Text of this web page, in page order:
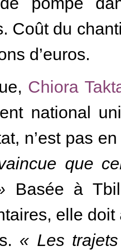
Coût du
d’euros.
Chiora
national
n’est pas
que
Basée à
elle
« Les